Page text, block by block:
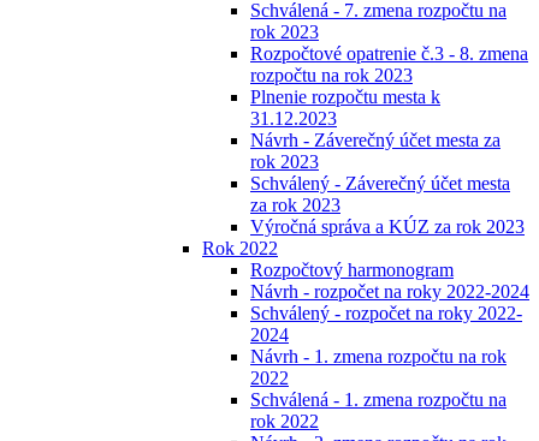
Schválená - 7. zmena rozpočtu na
rok 2023
Rozpočtové opatrenie č.3 - 8. zmena
rozpočtu na rok 2023
Plnenie rozpočtu mesta k
31.12.2023
Návrh - Záverečný účet mesta za
rok 2023
Schválený - Záverečný účet mesta
za rok 2023
Výročná správa a KÚZ za rok 2023
Rok 2022
Rozpočtový harmonogram
Návrh - rozpočet na roky 2022-2024
Schválený - rozpočet na roky 2022-
2024
Návrh - 1. zmena rozpočtu na rok
2022
Schválená - 1. zmena rozpočtu na
rok 2022